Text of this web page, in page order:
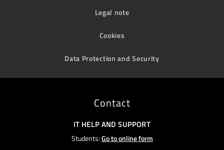
Legal note
Cookies
Data Protection and Security
Contact
IT HELP AND SUPPORT
Students:Go to online form